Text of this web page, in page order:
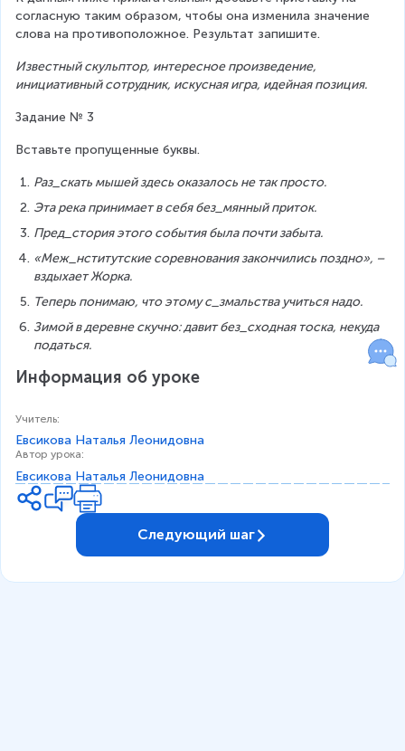
согласную таким образом, чтобы она изменила значение
слова на противоположное. Результат запишите.
Известный скульптор, интересное произведение,
инициативный сотрудник, искусная игра, идейная позиция.
Задание № 3
Вставьте пропущенные буквы.
Раз_скать мышей здесь оказалось не так просто.
Эта река принимает в себя без_мянный приток.
Пред_стория этого события была почти забыта.
«Меж_нститутские соревнования закончились поздно», –
вздыхает Жорка.
Теперь понимаю, что этому с_змальства учиться надо.
Зимой в деревне скучно: давит без_сходная тоска, некуда
податься.
Информация об уроке
Учитель:
Евсикова Наталья Леонидовна
Автор урока:
Евсикова Наталья Леонидовна
Следующий шаг